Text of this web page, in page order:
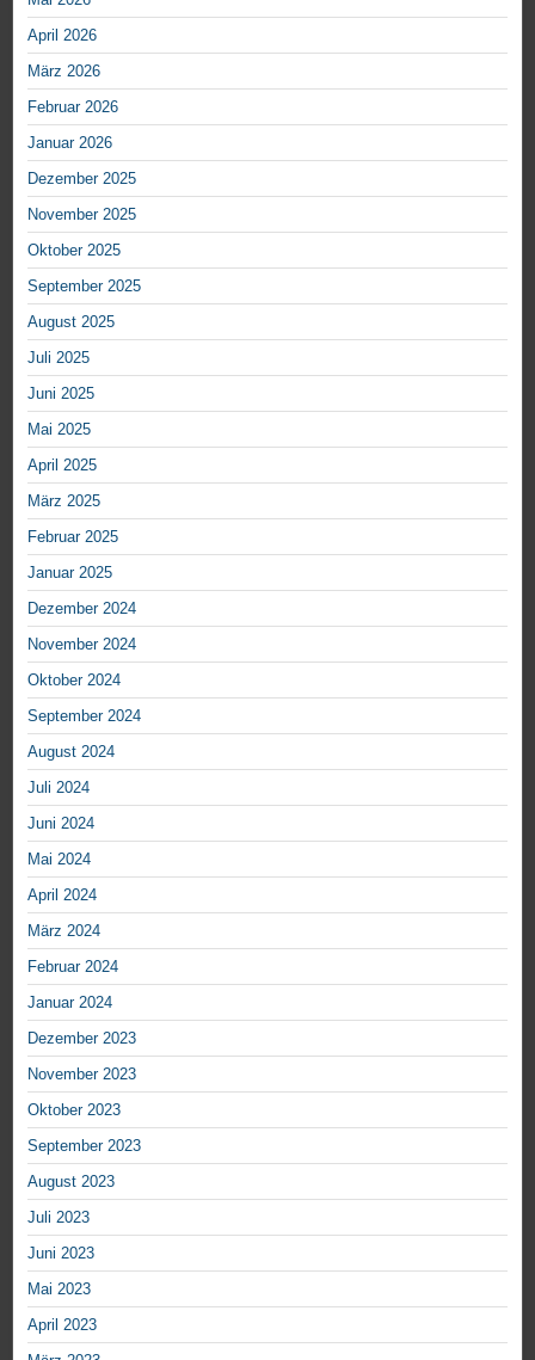
April 2026
März 2026
Februar 2026
Januar 2026
Dezember 2025
November 2025
Oktober 2025
September 2025
August 2025
Juli 2025
Juni 2025
Mai 2025
April 2025
März 2025
Februar 2025
Januar 2025
Dezember 2024
November 2024
Oktober 2024
September 2024
August 2024
Juli 2024
Juni 2024
Mai 2024
April 2024
März 2024
Februar 2024
Januar 2024
Dezember 2023
November 2023
Oktober 2023
September 2023
August 2023
Juli 2023
Juni 2023
Mai 2023
April 2023